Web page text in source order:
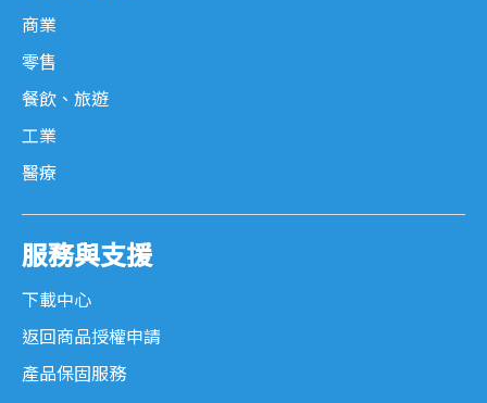
工業主機
錢箱
撞擊式印表機
熱感式印表機
商業
零售
餐飲、旅遊
工業
醫療
服務與支援
下載中心
返回商品授權申請
產品保固服務